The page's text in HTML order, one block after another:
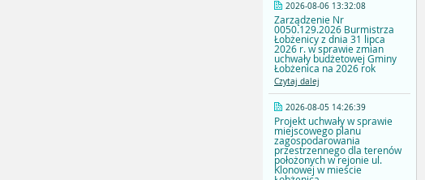
2026-08-06 13:32:08
Zarządzenie Nr
0050.129.2026 Burmistrza
Łobżenicy z dnia 31 lipca
2026 r. w sprawie zmian
uchwały budżetowej Gminy
Łobżenica na 2026 rok
Czytaj dalej
2026-08-05 14:26:39
Projekt uchwały w sprawie
miejscowego planu
zagospodarowania
przestrzennego dla terenów
położonych w rejonie ul.
Klonowej w mieście